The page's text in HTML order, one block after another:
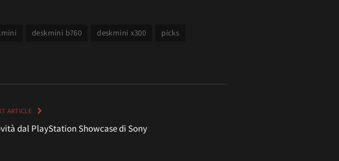
deskmini b760 deskmini x300
picks
ARTICLE
dal PlayStation Showcase di Sony